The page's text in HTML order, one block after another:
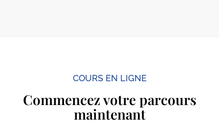
COURS EN LIGNE
Commencez votre parcours
maintenant